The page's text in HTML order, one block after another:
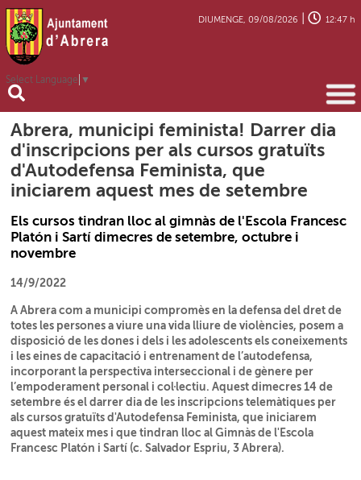
Select Language ▼
DIUMENGE, 09/08/2026 12:47 h
Abrera, municipi feminista! Darrer dia
d'inscripcions per als cursos gratuïts
d'Autodefensa Feminista, que
iniciarem aquest mes de setembre
Els cursos tindran lloc al gimnàs de l'Escola Francesc
Platón i Sartí dimecres de setembre, octubre i
novembre
14/9/2022
A Abrera com a municipi compromès en la defensa del dret de
totes les persones a viure una vida lliure de violències, posem a
disposició de les dones i dels i les adolescents els coneixements
i les eines de capacitació i entrenament de l’autodefensa,
incorporant la perspectiva interseccional i de gènere per
l’empoderament personal i col·lectiu. Aquest dimecres 14 de
setembre és el darrer dia de les inscripcions telemàtiques per
als cursos gratuïts d'Autodefensa Feminista, que iniciarem
aquest mateix mes i que tindran lloc al Gimnàs de l'Escola
Francesc Platón i Sartí (c. Salvador Espriu, 3 Abrera).